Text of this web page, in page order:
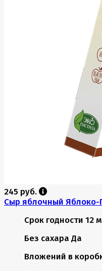
245 руб.
Сыр яблочный Яблоко-
Срок годности 12
Без сахара Да
Вложений в